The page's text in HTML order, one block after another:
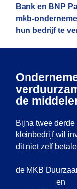
Bank en BNP
mkb-
hun bedrijf te
de
Bijna twee
kleinbedrijf wil
dit niet zelf
de MKB
en